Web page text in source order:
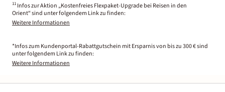
11 Infos zur Aktion „Kostenfreies Flexpaket-Upgrade bei Reisen in den
Orient“ sind unter folgendem Link zu finden:
Weitere Informationen
*Infos zum Kundenportal-Rabattgutschein mit Ersparnis von bis zu 300 € sind
unter folgendem Link zu finden:
Weitere Informationen